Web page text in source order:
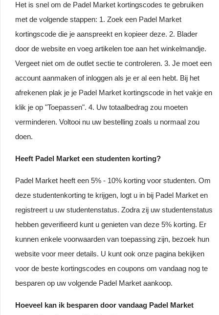
Het is snel om de Padel Market kortingscodes te gebruiken
met de volgende stappen: 1. Zoek een Padel Market
kortingscode die je aanspreekt en kopieer deze. 2. Blader
door de website en voeg artikelen toe aan het winkelmandje.
Vergeet niet om de outlet sectie te controleren. 3. Je moet een
account aanmaken of inloggen als je er al een hebt. Bij het
afrekenen plak je je Padel Market kortingscode in het vakje en
klik je op "Toepassen". 4. Uw totaalbedrag zou moeten
verminderen. Voltooi nu uw bestelling zoals u normaal zou
doen.
Heeft Padel Market een studenten korting?
Padel Market heeft een 5% - 10% korting voor studenten. Om
deze studentenkorting te krijgen, logt u in bij Padel Market en
registreert u uw studentenstatus. Zodra zij uw studentenstatus
hebben geverifieerd kunt u genieten van deze 5% korting. Er
kunnen enkele voorwaarden van toepassing zijn, bezoek hun
website voor meer details. U kunt ook onze pagina bekijken
voor de beste kortingscodes en coupons om vandaag nog te
besparen op uw volgende Padel Market aankoop.
Hoeveel kan ik besparen door vandaag Padel Market